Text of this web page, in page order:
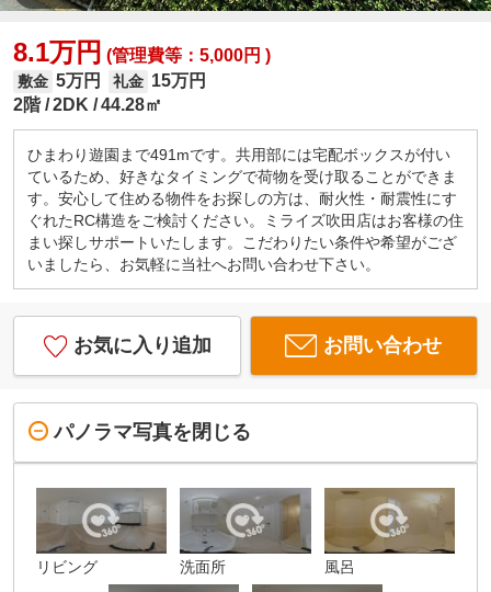
8.1万円 (管理費等：5,000円 )
敷金 5万円 礼金 15万円
2階 2DK 44.28㎡
ひまわり遊園まで491mです。共用部には宅配ボックスが付い
ているため、好きなタイミングで荷物を受け取ることができま
す。安心して住める物件をお探しの方は、耐火性・耐震性にす
ぐれたRC構造をご検討ください。ミライズ吹田店はお客様の住
まい探しサポートいたします。こだわりたい条件や希望がござ
いましたら、お気軽に当社へお問い合わせ下さい。
お気に入り追加 お問い合わせ
パノラマ写真を閉じる
リビング 洗面所 風呂